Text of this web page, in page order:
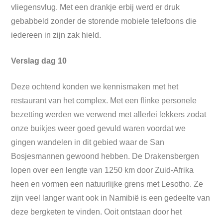
vliegensvlug. Met een drankje erbij werd er druk
gebabbeld zonder de storende mobiele telefoons die
iedereen in zijn zak hield.
Verslag dag 10
Deze ochtend konden we kennismaken met het
restaurant van het complex. Met een flinke personele
bezetting werden we verwend met allerlei lekkers zodat
onze buikjes weer goed gevuld waren voordat we
gingen wandelen in dit gebied waar de San
Bosjesmannen gewoond hebben. De Drakensbergen
lopen over een lengte van 1250 km door Zuid-Afrika
heen en vormen een natuurlijke grens met Lesotho. Ze
zijn veel langer want ook in Namibië is een gedeelte van
deze bergketen te vinden. Ooit ontstaan door het